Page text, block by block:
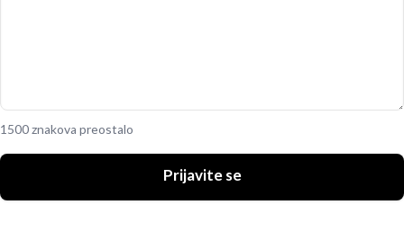
1500 znakova preostalo
Prijavite se